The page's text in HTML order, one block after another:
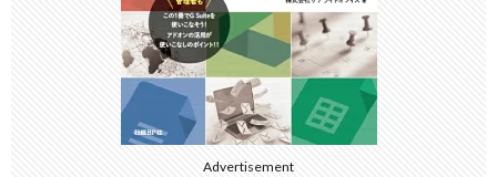
Advertisement